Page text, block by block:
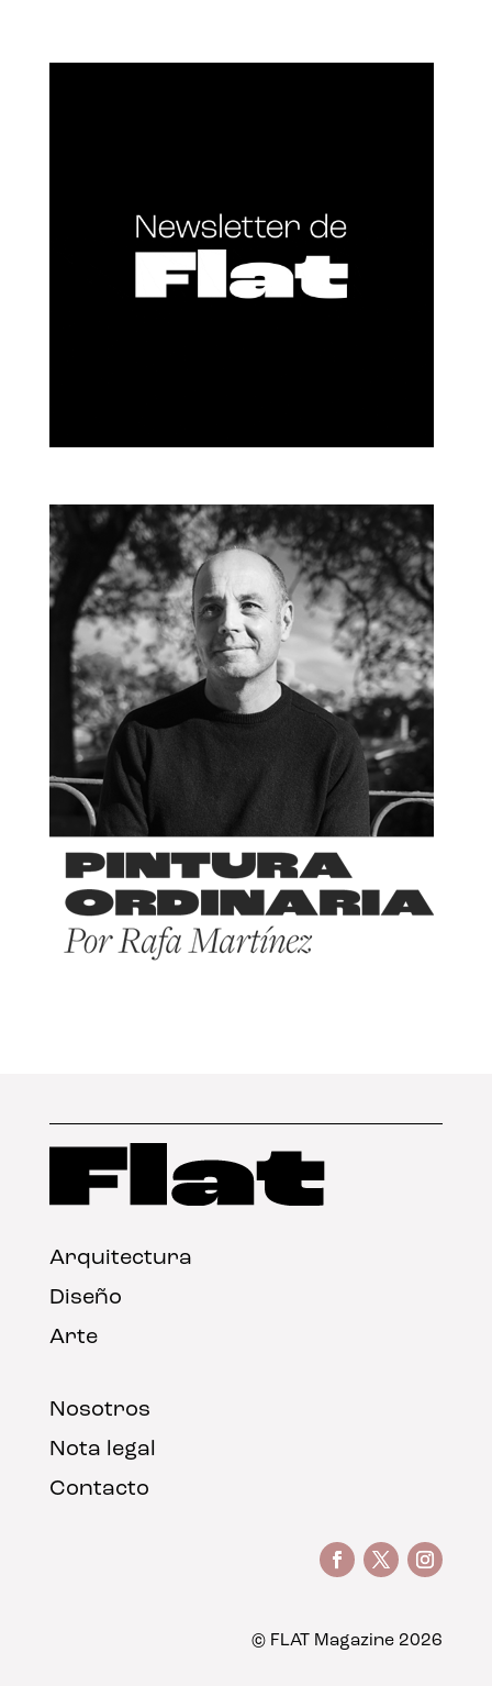
Arquitectura
Diseño
Arte
Nosotros
Nota legal
Contacto
© FLAT Magazine 2026